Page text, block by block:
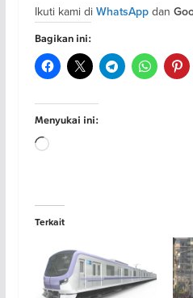
Ikuti kami di WhatsAppdan
Bagikan ini:
Menyukai ini:
Memuat...
Terkait